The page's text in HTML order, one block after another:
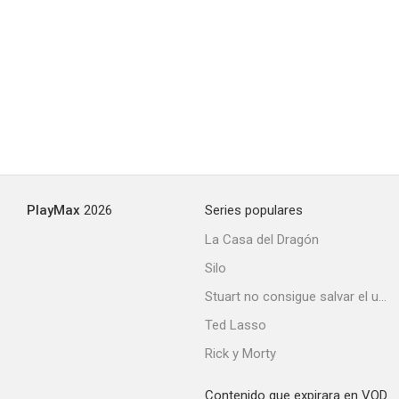
PlayMax 2026
Series populares
La Casa del Dragón
Silo
Stuart no consigue salvar el universo
Ted Lasso
Rick y Morty
Contenido que expirara en VOD